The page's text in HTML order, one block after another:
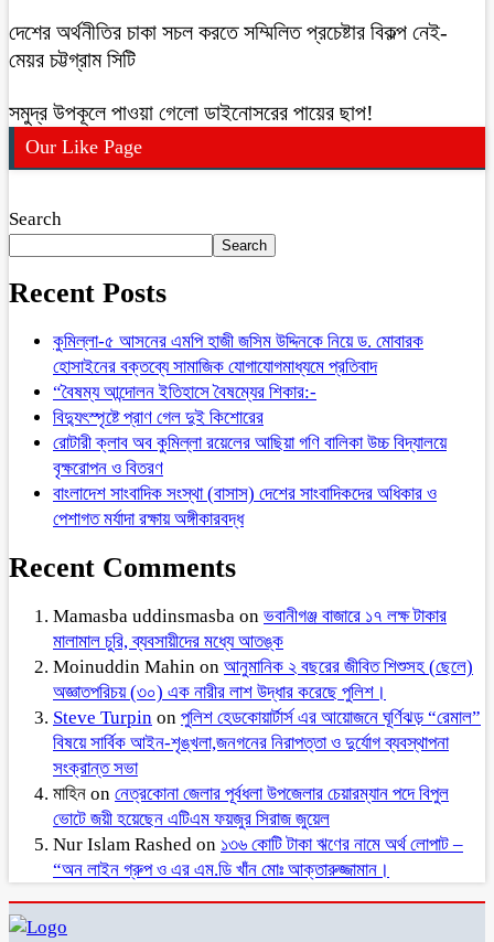
দেশের অর্থনীতির চাকা সচল করতে সম্মিলিত প্রচেষ্টার বিকল্প নেই-
মেয়র চট্টগ্রাম সিটি
সমুদ্র উপকূলে পাওয়া গেলো ডাইনোসরের পায়ের ছাপ!
Our Like Page
Search
Search
Recent Posts
কুমিল্লা-৫ আসনের এমপি হাজী জসিম উদ্দিনকে নিয়ে ড. মোবারক
হোসাইনের বক্তব্যে সামাজিক যোগাযোগমাধ্যমে প্রতিবাদ
“বৈষম্য আন্দোলন ইতিহাসে বৈষম্যের শিকার:-
বিদ্যুৎস্পৃষ্টে প্রাণ গেল দুই কিশোরের
রোটারী ক্লাব অব কুমিল্লা রয়েলের আছিয়া গণি বালিকা উচ্চ বিদ্যালয়ে
বৃক্ষরোপন ও বিতরণ
বাংলাদেশ সাংবাদিক সংস্থা (বাসাস) দেশের সাংবাদিকদের অধিকার ও
পেশাগত মর্যাদা রক্ষায় অঙ্গীকারবদ্ধ
Recent Comments
Mamasba uddinsmasba on ভবানীগঞ্জ বাজারে ১৭ লক্ষ টাকার
মালামাল চুরি, ব্যবসায়ীদের মধ্যে আতঙ্ক
Moinuddin Mahin on আনুমানিক ২ বছরের জীবিত শিশুসহ (ছেলে)
অজ্ঞাতপরিচয় (৩০) এক নারীর লাশ উদ্ধার করেছে পুলিশ।
Steve Turpin on পুলিশ হেডকোয়ার্টার্স এর আয়োজনে ঘূর্ণিঝড় “রেমাল”
বিষয়ে সার্বিক আইন-শৃঙ্খলা,জনগনের নিরাপত্তা ও দুর্যোগ ব্যবস্থাপনা
সংক্রান্ত সভা
মাহিন on নেত্রকোনা জেলার পূর্বধলা উপজেলার চেয়ারম্যান পদে বিপুল
ভোটে জয়ী হয়েছেন এটিএম ফয়জুর সিরাজ জুয়েল
Nur Islam Rashed on ১৩৬ কোটি টাকা ঋণের নামে অর্থ লোপাট –
“অন লাইন গ্রুপ ও এর এম.ডি খাঁন মোঃ আক্তারুজ্জামান।